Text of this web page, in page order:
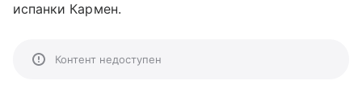
испанки Кармен.
Контент недоступен